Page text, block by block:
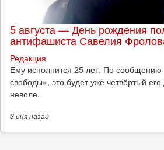
5 августа — День рождения
антифашиста Савелия
Редакция
Ему исполнится 25 лет. По сообщению
свободы», это будет уже четвёртый
неволе.
3 дняназад